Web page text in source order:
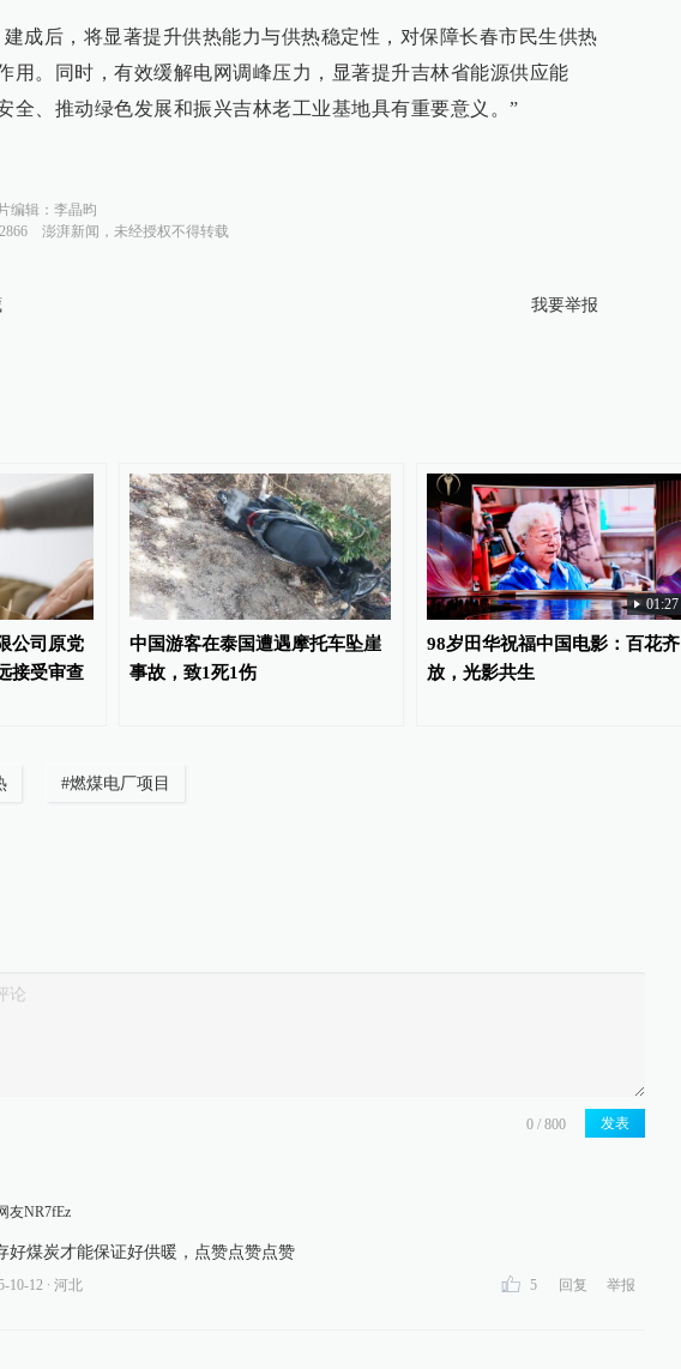
建成后，将显著提升供热能力与供热稳定性，对保障长春市民生供热
用。同时，有效缓解电网调峰压力，显著提升吉林省能源供应能
全、推动绿色发展和振兴吉林老工业基地具有重要意义。”
编辑： 李晶昀
澎湃新闻，未经授权不得转载
我要举报
公司原党
接受审查
中国游客在泰国遭遇摩托车坠崖
事故，致1死1伤
01:27
98岁田华祝福中国电影：百花齐
放，光影共生
#燃煤电厂项目
发表
友NR7fEz
好煤炭才能保证好供暖，点赞点赞点赞
10-12 ∙ 河北 5 回复 举报